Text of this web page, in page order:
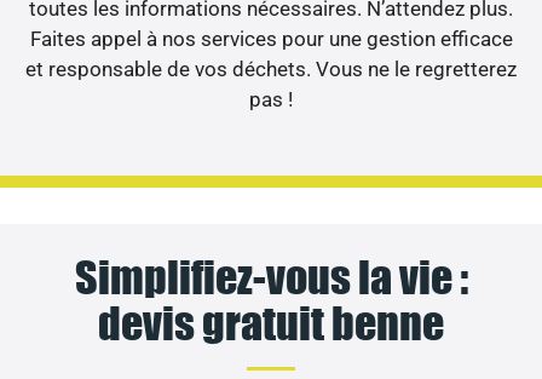
toutes les informations nécessaires. N’attendez plus.
Faites appel à nos services pour une gestion efficace
et responsable de vos déchets. Vous ne le regretterez
pas !
Simplifiez-vous la vie :
devis gratuit benne